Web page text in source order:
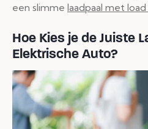
een slimme laadpaal met load
Hoe Kies je de Juiste
Elektrische Auto?